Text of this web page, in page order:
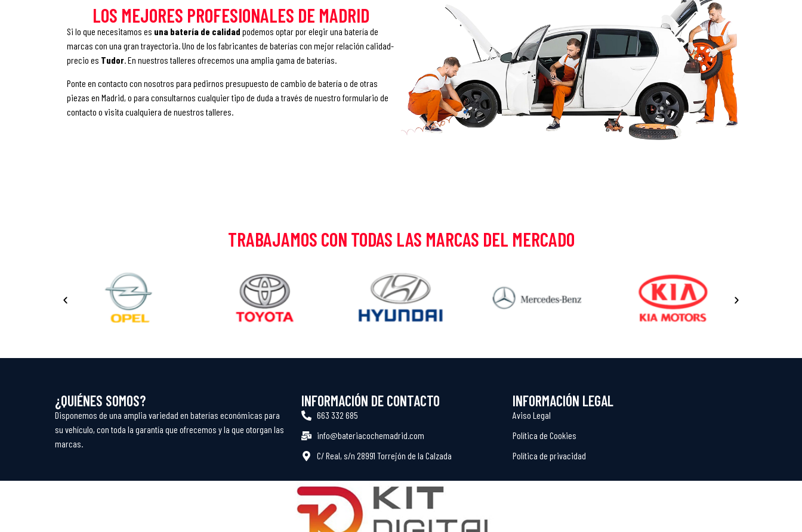
LOS MEJORES PROFESIONALES DE MADRID
Si lo que necesitamos es una batería de calidad podemos optar por elegir una batería de
marcas con una gran trayectoria. Uno de los fabricantes de baterías con mejor relación calidad-
precio es Tudor. En nuestros talleres ofrecemos una amplia gama de baterías.
Ponte en contacto con nosotros para pedirnos presupuesto de cambio de batería o de otras
piezas en Madrid, o para consultarnos cualquier tipo de duda a través de nuestro formulario de
contacto o visita cualquiera de nuestros talleres.
TRABAJAMOS CON TODAS LAS MARCAS DEL MERCADO
¿QUIÉNES SOMOS?
Disponemos de una amplia variedad en baterías económicas para
su vehículo, con toda la garantía que ofrecemos y la que otorgan las
marcas.
INFORMACIÓN DE CONTACTO
663 332 685
info@bateriacochemadrid.com
C/ Real, s/n 28991 Torrejón de la Calzada
INFORMACIÓN LEGAL
Aviso Legal
Política de Cookies
Política de privacidad